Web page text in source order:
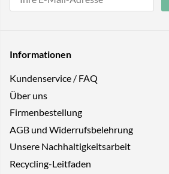
Informationen
Kundenservice / FAQ
Über uns
Firmenbestellung
AGB und Widerrufsbelehrung
Unsere Nachhaltigkeitsarbeit
Recycling-Leitfaden